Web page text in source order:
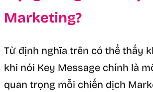
Marketing?
Từ định nghĩa trên có thể thấy
khi nói Key Message chính là
quan trọng mỗi chiến dịch